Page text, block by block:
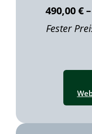
490,00 €
Fester